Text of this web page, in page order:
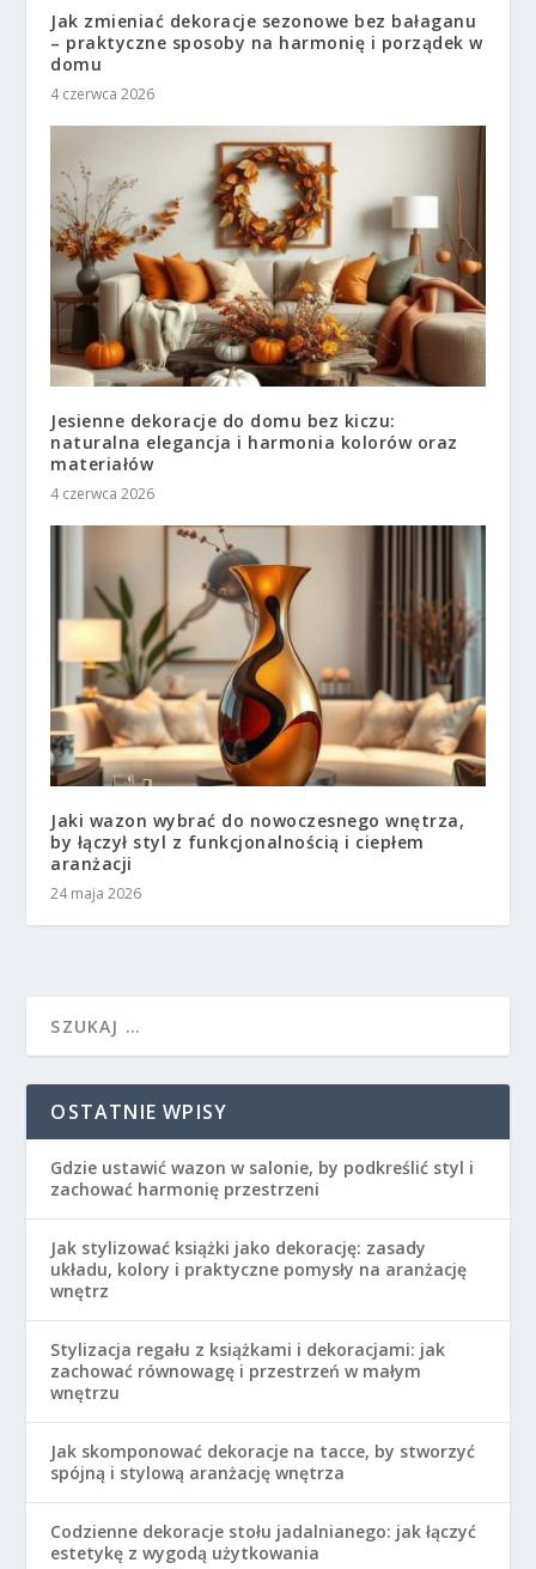
Jak zmieniać dekoracje sezonowe bez bałaganu
– praktyczne sposoby na harmonię i porządek w
domu
4 czerwca 2026
Jesienne dekoracje do domu bez kiczu:
naturalna elegancja i harmonia kolorów oraz
materiałów
4 czerwca 2026
Jaki wazon wybrać do nowoczesnego wnętrza,
by łączył styl z funkcjonalnością i ciepłem
aranżacji
24 maja 2026
OSTATNIE WPISY
Gdzie ustawić wazon w salonie, by podkreślić styl i
zachować harmonię przestrzeni
Jak stylizować książki jako dekorację: zasady
układu, kolory i praktyczne pomysły na aranżację
wnętrz
Stylizacja regału z książkami i dekoracjami: jak
zachować równowagę i przestrzeń w małym
wnętrzu
Jak skomponować dekoracje na tacce, by stworzyć
spójną i stylową aranżację wnętrza
Codzienne dekoracje stołu jadalnianego: jak łączyć
estetykę z wygodą użytkowania